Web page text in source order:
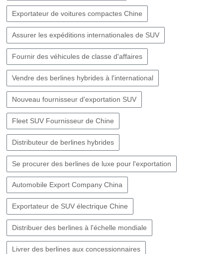
Exportateur de voitures compactes Chine
Assurer les expéditions internationales de SUV
Fournir des véhicules de classe d'affaires
Vendre des berlines hybrides à l'international
Nouveau fournisseur d'exportation SUV
Fleet SUV Fournisseur de Chine
Distributeur de berlines hybrides
Se procurer des berlines de luxe pour l'exportation
Automobile Export Company China
Exportateur de SUV électrique Chine
Distribuer des berlines à l'échelle mondiale
Livrer des berlines aux concessionnaires